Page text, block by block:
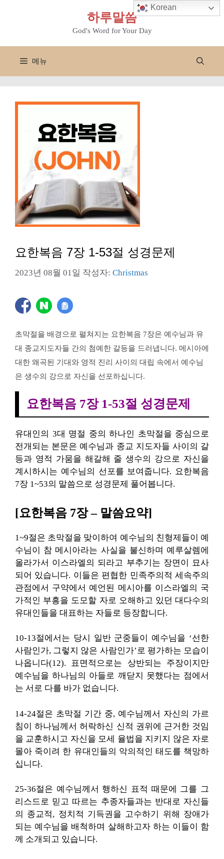
하루말씀
God's Word for Your Day
메뉴
요한복음 7장 1-53절 성경문제
2023년 08월 01일 작성자: Christmas
초막절을 배경으로 펼쳐지는 요한복음 7장은 예수님과 유
대 종교지도자들 간의 첨예한 갈등을 드러냅니다. 메시아에
대한 왜곡된 기대와 영적 진리 사이의 대립 속에서 예수님
은 생수의 강으로 자신을 선포하십니다.
요한복음 7장 1-53절 성경문제
유대인의 3대 명절 중의 하나인 초막절을 중심으로
전개되는 본문은 예수님과 종교 지도자들 사이의 갈
등과 영적 가뭄을 해갈해 줄 생수의 강으로 자신을
계시하시는 예수님의 선포를 보여줍니다. 요한복음
7장 1~53의 말씀으로 성경문제 풀어봅니다.
[요한복음 7장 – 말씀요약]
1~9절은 초막절을 맞이하여 예수님의 친형제들이 예
수님이 참 메시아라는 사실을 불신하며 예루살렘에
올라가서 이스라엘의 되라고 부추기는 장면이 묘사
되어 있습니다. 이들은 편협한 민족주의적 세속주의
관점에서 구약에서 예언된 메시아를 이스라엘의 국
가적인 부흥을 도모할 자로 오해하고 있던 대다수의
유대인들을 대표하는 자들로 등장합니다.
10-13절에서는 당시 일반 군중들이 예수님을 ‘선한
사람인가, 그렇지 않은 사람인가’로 평가하는 모습이
나옵니다(12). 표면적으로는 상반되는 주장이지만
예수님을 하나님의 아들로 깨닫지 못했다는 점에서
는 서로 다를 바가 없습니다.
14-24절은 초막절 기간 중, 예수님께서 자신의 가르
침이 하나님께서 허락하신 신적 권위에 근거한 것임
을 교훈하시고 자신을 모세 율법을 지키지 않은 자로
몰아 죽이려 한 유대인들의 악의적인 태도를 책망하
십니다.
25-36절은 예수님께서 행하신 표적 때문에 그를 그
리스드로 믿고 따르는 추종자들과는 반대로 자신들
의 종교적, 정치적 기득권을 고수하기 위해 장애가
되는 예수님을 배척하며 살해하고자 하는 이들이 함
께 소개되고 있습니다.
Korean